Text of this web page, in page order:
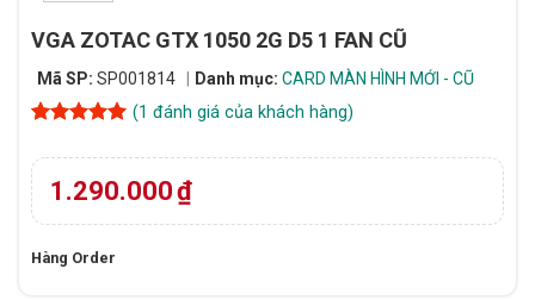
VGA ZOTAC GTX 1050 2G D5 1 FAN CŨ
Mã SP: SP001814 Danh mục: CARD MÀN HÌNH MỚI - CŨ
dựa trên
đánh giá
(1 đánh giá của khách hàng)
1.290.000₫
Hàng Order